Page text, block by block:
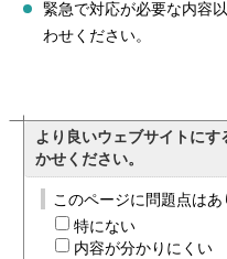
緊急で対応が必要な内容
わせください。
より良いウェブサイトに
かせください。
このページに問題点はあ
特にない
内容が分かりにくい